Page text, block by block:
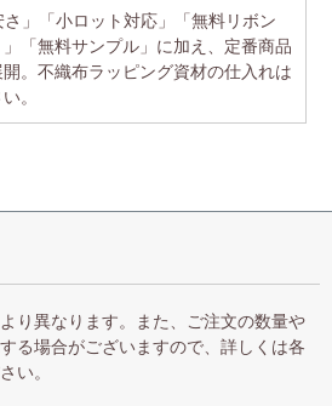
さ」「小ロット対応」「無料リボン
「無料サンプル」に加え、定番商品
。不織布ラッピング資材の仕入れは
。
り異なります。また、ご注文の数量や
る場合がございますので、詳しくは各
い。